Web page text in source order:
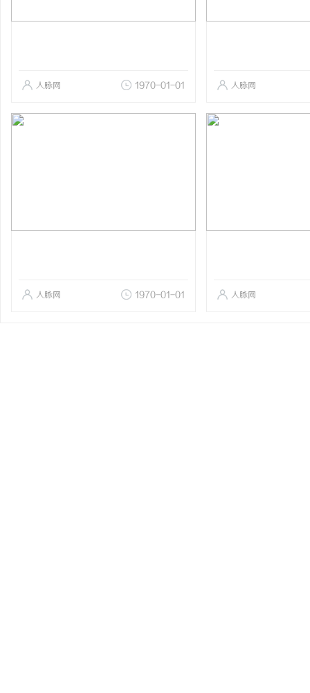
人脉网 1970-01-01 人脉网
人脉网 1970-01-01 人脉网